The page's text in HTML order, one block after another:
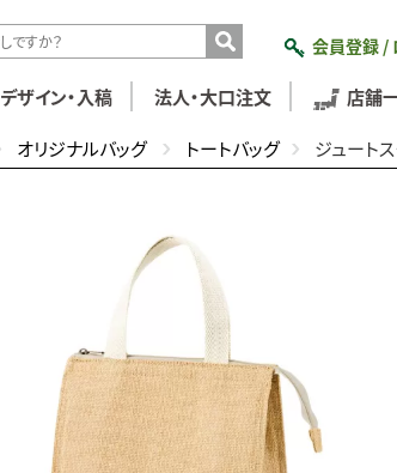
会員登録 /
デザイン・入稿 法人・大口注文 店舗
オリジナルバッグ トートバッグ ジュートス